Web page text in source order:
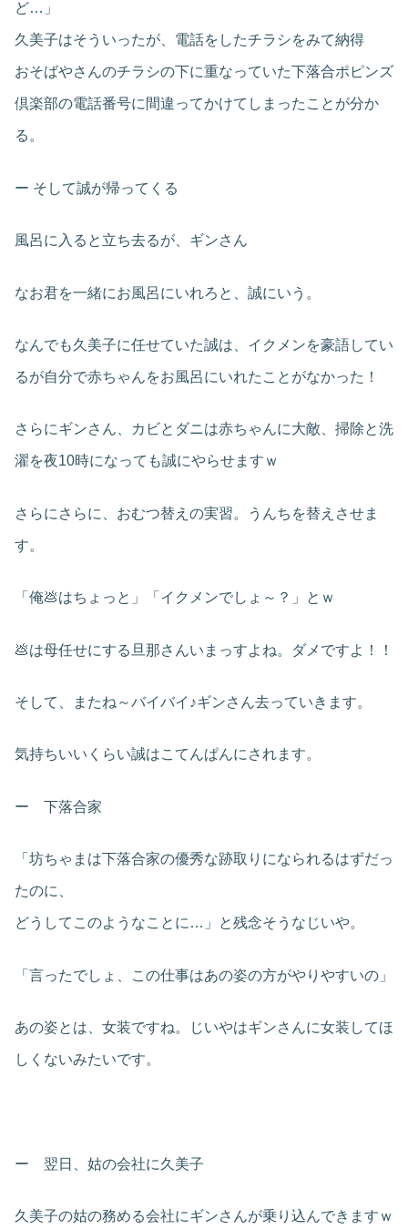
ど…」
久美子はそういったが、電話をしたチラシをみて納得
おそばやさんのチラシの下に重なっていた下落合ポピンズ
倶楽部の電話番号に間違ってかけてしまったことが分か
る。
ー そして誠が帰ってくる
風呂に入ると立ち去るが、ギンさん
なお君を一緒にお風呂にいれろと、誠にいう。
なんでも久美子に任せていた誠は、イクメンを豪語してい
るが自分で赤ちゃんをお風呂にいれたことがなかった！
さらにギンさん、カビとダニは赤ちゃんに大敵、掃除と洗
濯を夜10時になっても誠にやらせますｗ
さらにさらに、おむつ替えの実習。うんちを替えさせま
す。
「俺💩はちょっと」「イクメンでしょ～？」とｗ
💩は母任せにする旦那さんいまっすよね。ダメですよ！！
そして、またね～バイバイ♪ギンさん去っていきます。
気持ちいいくらい誠はこてんぱんにされます。
ー 下落合家
「坊ちゃまは下落合家の優秀な跡取りになられるはずだっ
たのに、
どうしてこのようなことに…」と残念そうなじいや。
「言ったでしょ、この仕事はあの姿の方がやりやすいの」
あの姿とは、女装ですね。じいやはギンさんに女装してほ
しくないみたいです。
ー 翌日、姑の会社に久美子
久美子の姑の務める会社にギンさんが乗り込んできますｗ